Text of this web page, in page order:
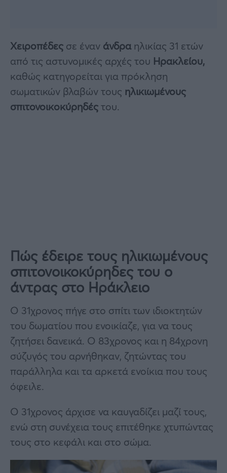
Χειροπέδες σε έναν άνδραηλικίας 31 ετών
από τις αστυνομικές αρχές του Ηρακλείου,
καθώς κατηγορείται για πρόκληση
σωματικών βλαβών τους ηλικιωμένους
σπιτονοικοκύρηδέςτου.
Πώς έδειρε τους ηλικιωμένους
σπιτονοικοκύρηδες του ο
άντρας στο Ηράκλειο
Ο 31χρονος πήγε στο σπίτι των ιδιοκτητών
του δωματίου που ενοικίαζε, για να τους
ζητήσει δανεικά. Ο 83χρονος και η 84χρονη
σύζυγός του αρνήθηκαν, ζητώντας του
παράλληλα και τα αρκετά ενοίκια που τους
όφειλε.
Ο 31χρονος άρχισε να καυγαδίζει μαζί τους,
ενώ στη συνέχεια τους επιτέθηκε χτυπώντας
τους στο κεφάλι και στο σώμα.